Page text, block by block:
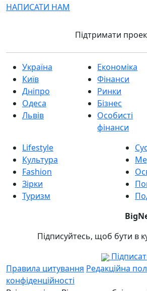
НАПИСАТИ НАМ
Підтримати
Україна
Київ
Дніпро
Одеса
Львів
Економіка
Фінанси
Ринки
Бізнес
Особисті
фінанси
Lifestyle
Культура
Fashion
Зірки
Туризм
Підписуйтесь, щоб бути в
Правила цитування Редакційна
конфіденційності